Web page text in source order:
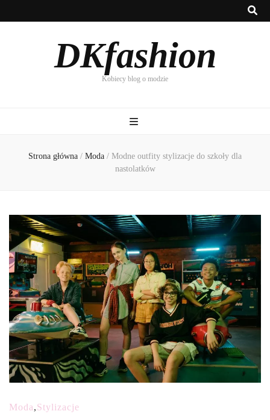
DKfashion
Kobiecy blog o modzie
Strona główna / Moda / Modne outfity stylizacje do szkoły dla
nastolatków
Moda,Stylizacje